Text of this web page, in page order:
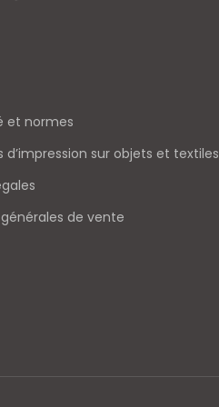
et normes
d’impression sur objets et textiles
de vente